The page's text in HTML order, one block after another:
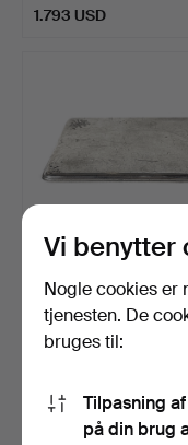
1.793 USD
SEDELKLEMME,
med cabochonslebet
6 dage
Vi benytter
Nogle cookies er
tjenesten. De
bruges til:
Tilpasning
på din brug